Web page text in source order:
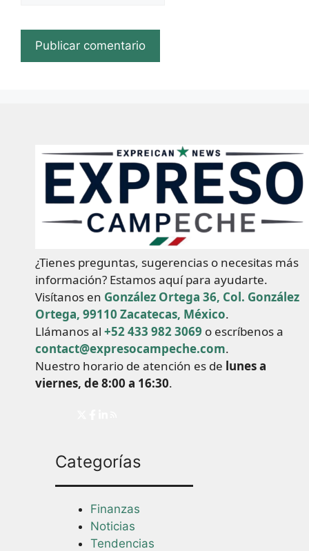
¿Tienes preguntas, sugerencias o necesitas más
información? Estamos aquí para ayudarte.
Visítanos en González Ortega 36, Col. González
Ortega, 99110 Zacatecas, México.
Llámanos al +52 433 982 3069 o escríbenos a
contact@expresocampeche.com.
Nuestro horario de atención es de lunes a
viernes, de 8:00 a 16:30.
Categorías
Finanzas
Noticias
Tendencias